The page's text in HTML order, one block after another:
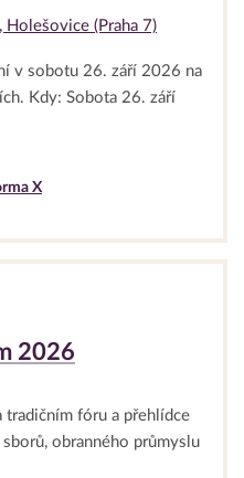
Holešovice (Praha 7)
v sobotu 26. září 2026 na
Kdy: Sobota 26. září
X
2026
tradičním fóru a přehlídce
obranného průmyslu